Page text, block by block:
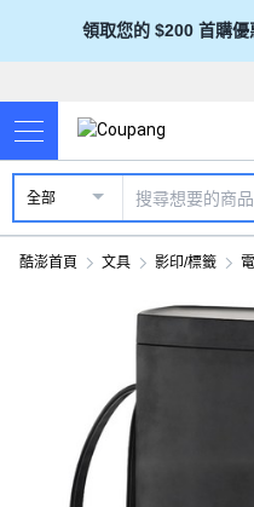
領取您的 $200 首購優
全部
酷澎首頁 文具 影印/標籤